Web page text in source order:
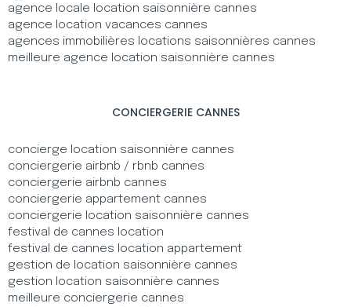
agence locale location saisonnière cannes
agence location vacances cannes
agences immobilières locations saisonnières cannes
meilleure agence location saisonnière cannes
CONCIERGERIE CANNES
concierge location saisonnière cannes
conciergerie airbnb / rbnb cannes
conciergerie airbnb cannes
conciergerie appartement cannes
conciergerie location saisonnière cannes
festival de cannes location
festival de cannes location appartement
gestion de location saisonnière cannes
gestion location saisonnière cannes
meilleure conciergerie cannes